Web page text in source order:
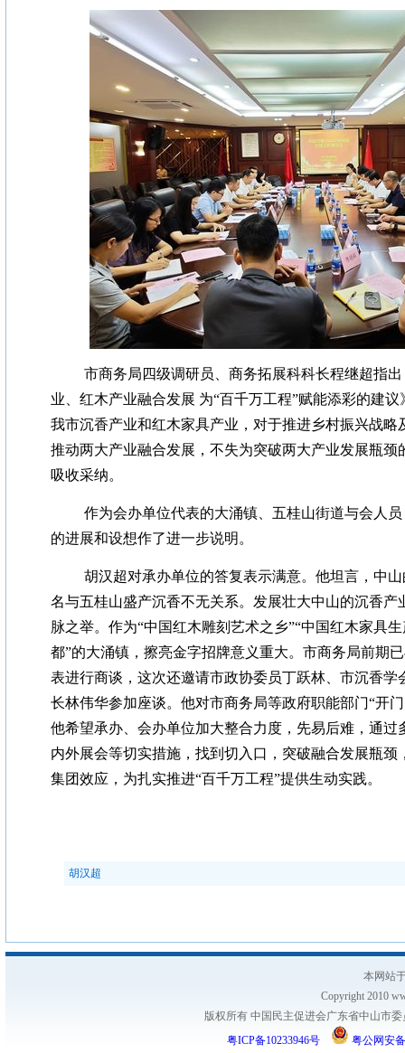
市商务局四级调研员、商务拓展科科长程继超指
业、红木产业融合发展 为“百千万工程”赋能添彩的建
我市沉香产业和红木家具产业，对于推进乡村振兴战略
推动两大产业融合发展，不失为突破两大产业发展瓶颈
吸收采纳。
作为会办单位代表的大涌镇、五桂山街道与会人
的进展和设想作了进一步说明。
胡汉超对承办单位的答复表示满意。他坦言，中
名与五桂山盛产沉香不无关系。发展壮大中山的沉香产
脉之举。作为“中国红木雕刻艺术之乡”“中国红木家具
都”的大涌镇，擦亮金字招牌意义重大。市商务局前期
表进行商谈，这次还邀请市政协委员丁跃林、市沉香学
长林伟华参加座谈。他对市商务局等政府职能部门“开
他希望承办、会办单位加大整合力度，先易后难，通过
内外展会等切实措施，找到切入口，突破融合发展瓶颈
集团效应，为扎实推进“百千万工程”提供生动实践。
胡汉超
本网站
Copyright 2010
版权所有 中国民主促进会广东省中山市
粤ICP备10233946号
粤公网安